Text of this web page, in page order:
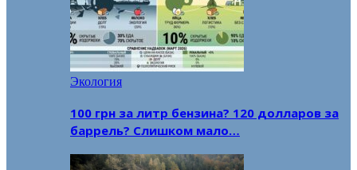
Экология
100 грн за литр бензина? 120 долларов за
баррель? Слишком мало…